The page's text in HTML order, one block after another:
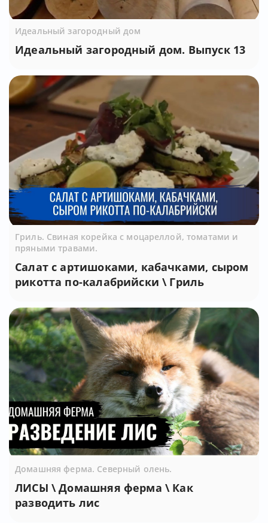
Идеальный загородный дом
Идеальный загородный дом. Выпуск 13
Гриль. Свиная корейка с моцареллой, томатами и
пряными травами.
Салат с артишоками, кабачками, сыром
рикотта по-калабрийски \ Гриль
Домашняя ферма. Северный олень.
ЛИСЫ \ Домашняя ферма \ Как
разводить лис